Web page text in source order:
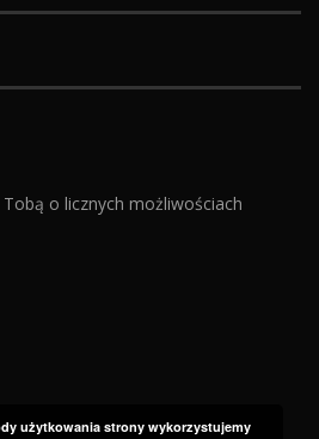
o licznych możliwościach
użytkowania strony wykorzystujemy